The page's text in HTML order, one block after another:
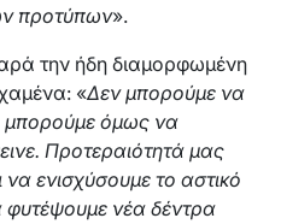
προτύπων».
την ήδη διαμορφωμένη
«Δεν μπορούμε να
μπορούμε όμως να
Προτεραιότητά μας
ενισχύσουμε το αστικό
νέα δέντρα